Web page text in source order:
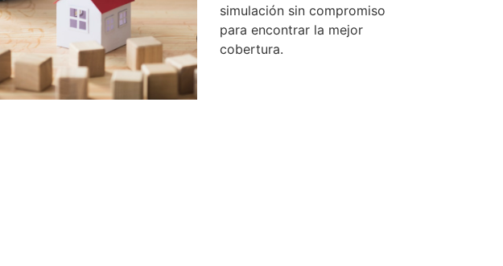
simulación sin compromiso
para encontrar la mejor
cobertura.